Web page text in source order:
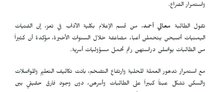
واستمرار الصراع.
تقول الطالبة معالي أحمد، من قسم الإعلام بكلية الآداب في تعز، إن الفتيات
اليمنيات أصبحن يتحملن أعباء مضاعفة خلال السنوات الأخيرة، مؤكدة أن كثيراً
من الطالبات يواصلن دراستهن رغم تحمل مسؤوليات أسرية.
مع استمرار تدهور العملة المحلية وارتفاع التضخم، باتت تكاليف التعليم والمواصلات
والسكن تشكل عبئاً كبيراً على الطالبات وأسرهن، دون وجود فارق حقيقي بين